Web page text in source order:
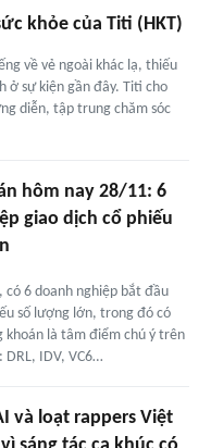
khỏe của Titi (HKT)
về vẻ ngoài khác lạ, thiếu
ở sự kiện gần đây. Titi cho
diễn, tập trung chăm sóc
hôm nay 28/11: 6
giao dịch cổ phiếu
có 6 doanh nghiệp bắt đầu
số lượng lớn, trong đó có
khoán là tâm điểm chú ý trên
IDV, VC6…
và loạt rappers Việt